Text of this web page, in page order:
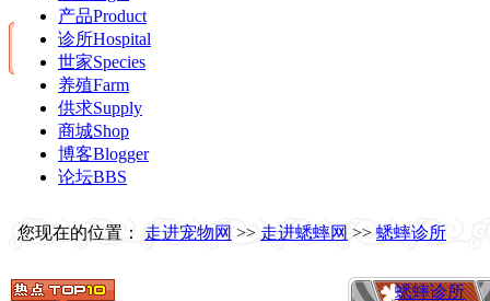
产品Product
诊所Hospital
世家Species
养殖Farm
供求Supply
商城Shop
博客Blogger
论坛BBS
您现在的位置： 走进宠物网 >> 走进蟋蟀网 >> 蟋蟀诊所
蟋蟀诊所